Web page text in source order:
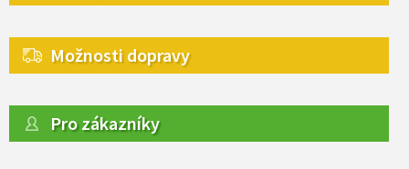
Možnosti dopravy
Pro zákazníky